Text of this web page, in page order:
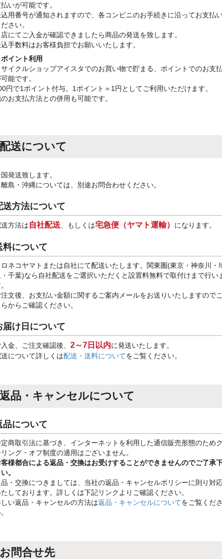
いが可能です。
用番号が通知されますので、各コンビニのお手続きに沿ってお支払
さい。
にてご入金が確認できましたら商品の発送を致します。
手数料はお客様負担でお願いいたします。
イント利用
イクルショップアイスタでのお買い物で貯まる、ポイントでのお支
能です。
円で1ポイント付与。1ポイント＝1円としてご利用いただけます。
お支払方法との併用も可能です。
配送について
発送致します。
島・沖縄については、別途お問合わせください。
送方法について
方法は自社配送、もしくは宅急便（ヤマト運輸） になります。
料について
ネコヤマトまたは自社にて配送いたします。関東圏(東京・神奈川・
千葉)なら自社配送をご選択いただくと設置料無料で取付けまで行い
文後、お支払い金額に関するご案内メールをお送りいたしますので
からご確認ください。
届け日について
金、ご注文確認後、 2～7日以内に発送いたします。
について詳しくは配送・送料についてをご覧ください。
返品・キャンセルについて
品について
商取引法に基づき、インターネットを利用した通信販売形態のため
ング・オフ制度の適用はございません。
様都合による返品・交換はお受けすることができませんのでご了承
。
・交換につきましては、当社の返品・キャンセルポリシーに則り対
しております。詳しくは下記リンクよりご確認ください。
い返品・キャンセルの方法は返品・キャンセルについてをご覧くだ
お問合せ先